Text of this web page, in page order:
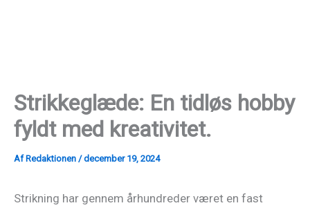
Strikkeglæde: En tidløs hobby
fyldt med kreativitet.
Af Redaktionen /december 19, 2024
Strikning har gennem århundreder været en fast